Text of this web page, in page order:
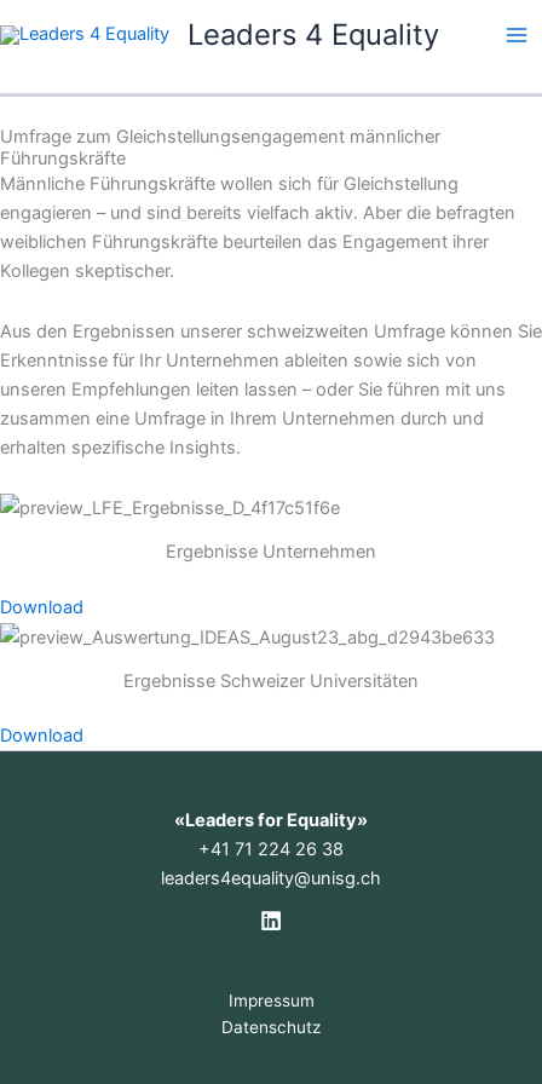
Inhalt
Leaders 4 Equality
Umfrage zum Gleichstellungsengagement männlicher
Führungskräfte
Männliche Führungskräfte wollen sich für Gleichstellung
engagieren – und sind bereits vielfach aktiv. Aber die befragten
weiblichen Führungskräfte beurteilen das Engagement ihrer
Kollegen skeptischer.
Aus den Ergebnissen unserer schweizweiten Umfrage können Sie
Erkenntnisse für Ihr Unternehmen ableiten sowie sich von
unseren Empfehlungen leiten lassen – oder Sie führen mit uns
zusammen eine Umfrage in Ihrem Unternehmen durch und
erhalten spezifische Insights.
Ergebnisse Unternehmen
Download
Ergebnisse Schweizer Universitäten
Download
«Leaders for Equality»
+41 71 224 26 38
leaders4equality@unisg.ch
Impressum
Datenschutz